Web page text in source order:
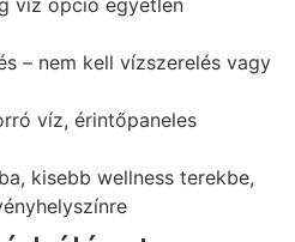
víz opció egyetlen
– nem kell vízszerelés vagy
víz, érintőpaneles
kisebb wellness terekbe,